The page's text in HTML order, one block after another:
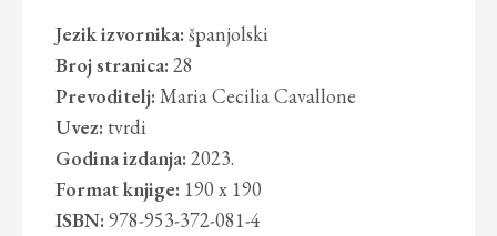
Jezik izvornika: španjolski
Broj stranica: 28
Prevoditelj: Maria Cecilia Cavallone
Uvez: tvrdi
Godina izdanja: 2023.
Format knjige: 190 x 190
ISBN: 978-953-372-081-4